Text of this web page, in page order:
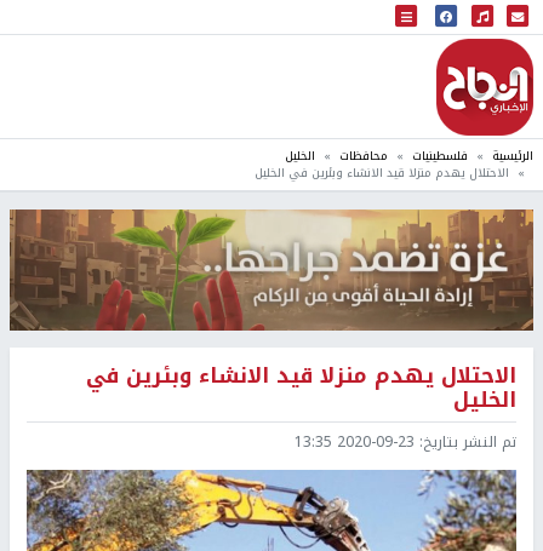
البث المباشر
إذاعة النجاح
الرئيسية فلسطينيات محافظات الخليل
الاحتلال يهدم منزلا قيد الانشاء وبئرين في الخليل
الاحتلال يهدم منزلا قيد الانشاء وبئرين في
الخليل
تم النشر بتاريخ: 2020-09-23 13:35